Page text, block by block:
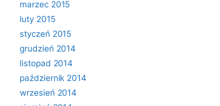
marzec 2015
luty 2015
styczeń 2015
grudzień 2014
listopad 2014
październik 2014
wrzesień 2014